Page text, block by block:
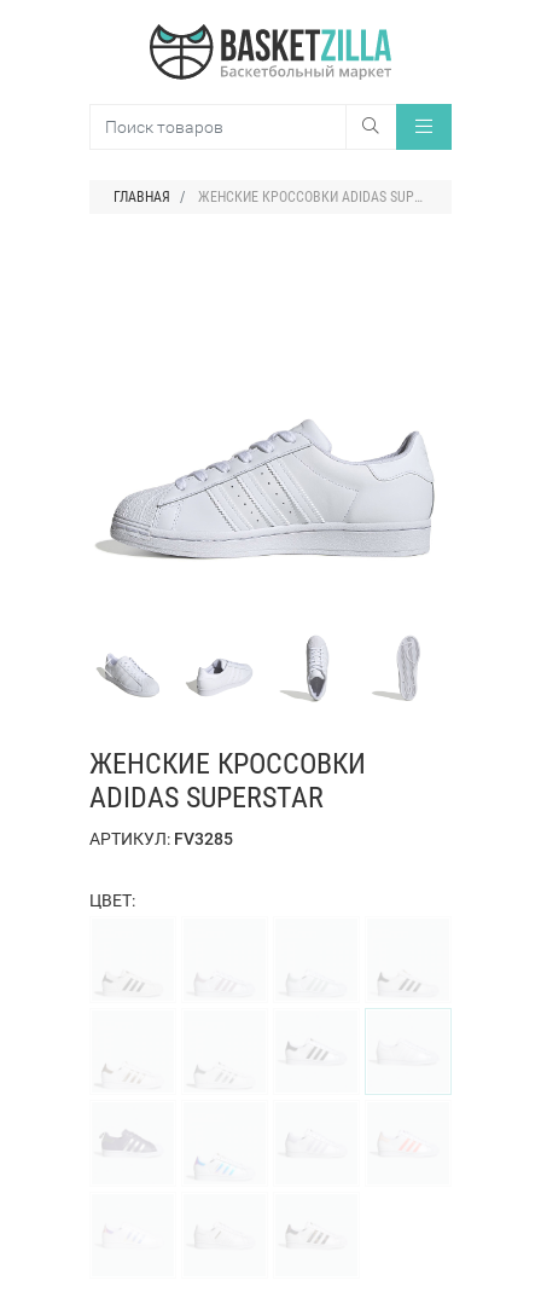
ГЛАВНАЯ ЖЕНСКИЕ КРОССОВКИ ADIDAS SUPERSTAR
ЖЕНСКИЕ КРОССОВКИ
ADIDAS SUPERSTAR
АРТИКУЛ: FV3285
ЦВЕТ: